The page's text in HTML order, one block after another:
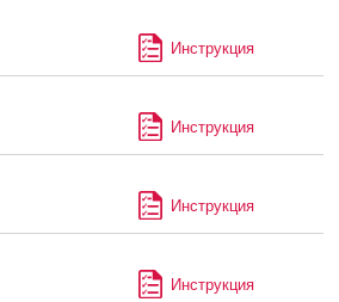
Инструкция
Инструкция
Инструкция
Инструкция